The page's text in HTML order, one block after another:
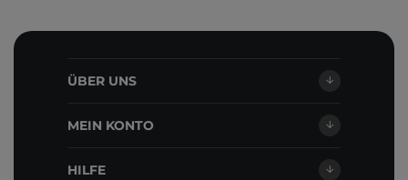
ÜBER UNS
MEIN KONTO
HILFE